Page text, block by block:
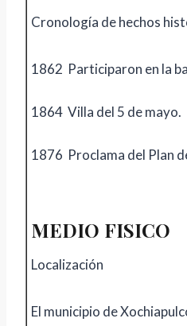
Cronología de hechos
1862 Participaron en la
1864 Villa del 5 de mayo.
1876 Proclama del Plan
MEDIO FISICO
Localización
El municipio de